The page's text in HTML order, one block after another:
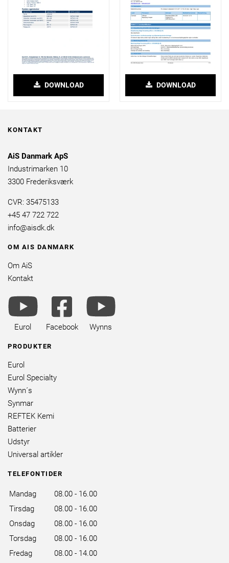
DOWNLOAD DOWNLOAD
KONTAKT
AiS Danmark ApS
Industrimarken 10
3300 Frederiksværk
CVR: 35475133
+45 47 722 722
info@aisdk.dk
OM AIS DANMARK
Om AiS
Kontakt
youtube
brands
Eurol
facebook
square
brands
Facebook
Wynns
PRODUKTER
Eurol
Eurol Specialty
Wynn´s
Synmar
REFTEK Kemi
Batterier
Udstyr
Universal artikler
TELEFONTIDER
Mandag
08.00 - 16.00
Tirsdag
08.00 - 16.00
Onsdag
08.00 - 16.00
Torsdag
08.00 - 16.00
Fredag
08.00 - 14.00